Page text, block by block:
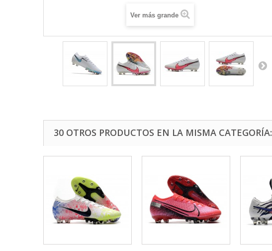
Ver más grande
30 OTROS PRODUCTOS EN LA MISMA CATEGORÍA: